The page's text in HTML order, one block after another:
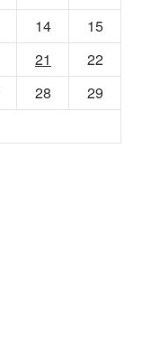
14
15
21
22
28
29